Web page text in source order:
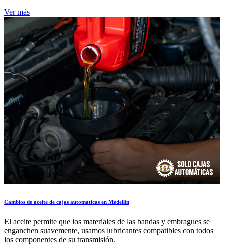
Ver más
Cambios de aceite de cajas automáticas en Medellín
El aceite permite que los materiales de las bandas y embragues se
enganchen suavemente, usamos lubricantes compatibles con todos
los componentes de su transmisión.